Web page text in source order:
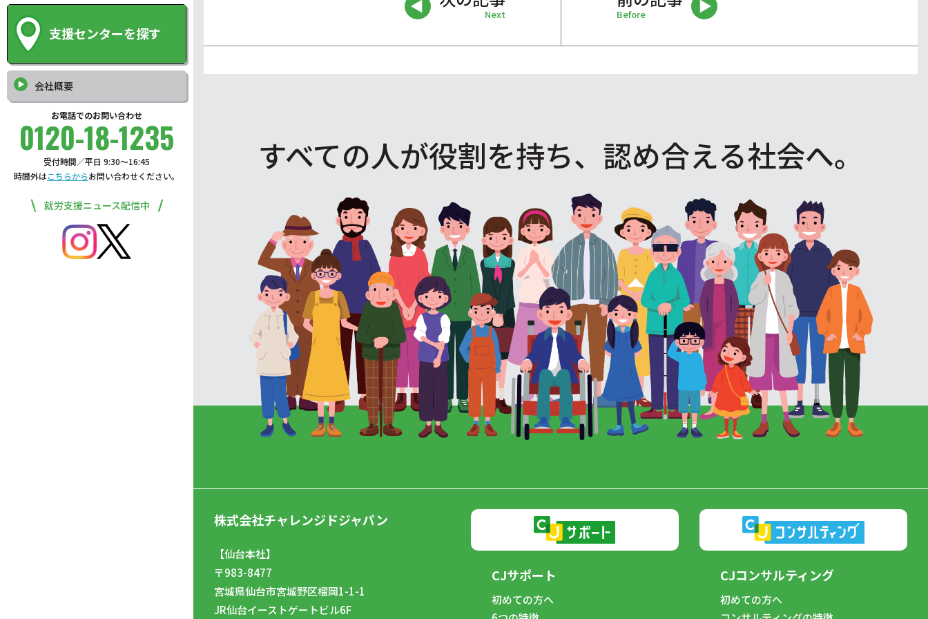
支援センターを探す
会社概要
お電話でのお問い合わせ
0120-18-1235
受付時間／平日 9:30〜16:45
時間外はこちらからお問い合わせください。
就労支援ニュース配信中
Next Before
すべての人が役割を持ち、認め合える社会へ。
株式会社チャレンジドジャパン
【仙台本社】
〒983-8477
宮城県仙台市宮城野区榴岡1-1-1
JR仙台イーストゲートビル6F
CJサポート
初めての方へ
CJコンサルティング
初めての方へ